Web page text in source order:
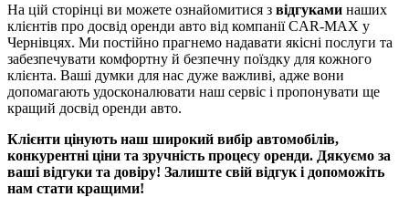
На цій сторінці ви можете ознайомитися з відгуками наших
клієнтів про досвід оренди авто від компанії CAR-MAX у
Чернівцях. Ми постійно прагнемо надавати якісні послуги та
забезпечувати комфортну й безпечну поїздку для кожного
клієнта. Ваші думки для нас дуже важливі, адже вони
допомагають удосконалювати наш сервіс і пропонувати ще
кращий досвід оренди авто.
Клієнти цінують наш широкий вибір автомобілів,
конкурентні ціни та зручність процесу оренди. Дякуємо за
ваші відгуки та довіру! Залиште свій відгук і допоможіть
нам стати кращими!